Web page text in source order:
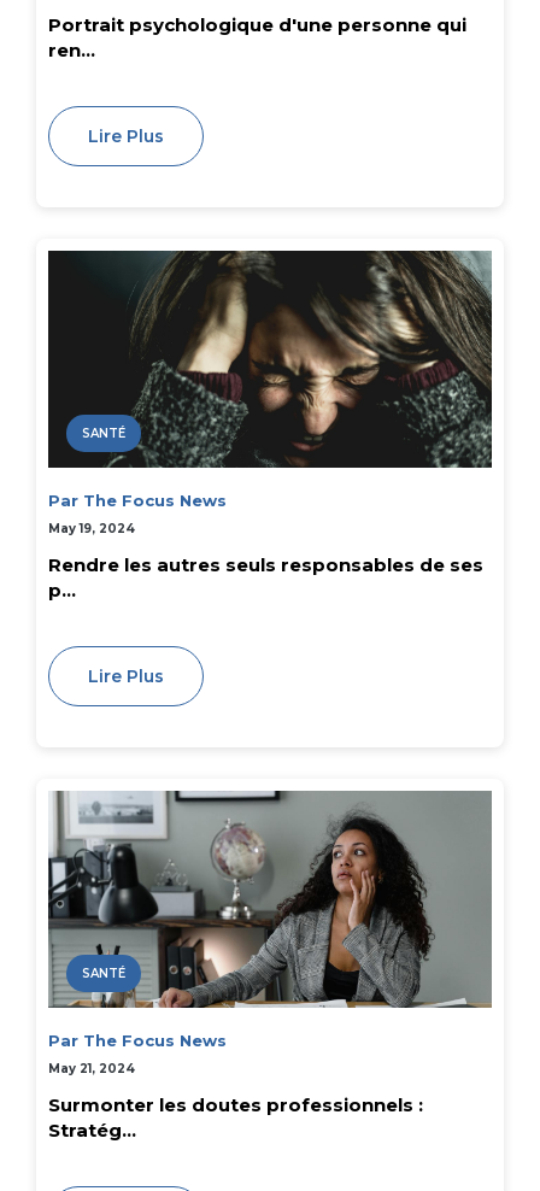
Portrait psychologique d'une personne qui
ren...
Lire Plus
SANTÉ
Par The Focus News
May 19, 2024
Rendre les autres seuls responsables de ses
p...
Lire Plus
SANTÉ
Par The Focus News
May 21, 2024
Surmonter les doutes professionnels :
Stratég...